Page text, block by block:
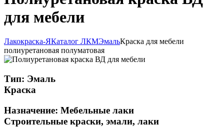
для мебели
Лакокраска-ЯКаталог ЛКМЭмальКраска для мебели
полиуретановая полуматовая
Тип: Эмаль
Краска
Назначение: Мебельные лаки
Строительные краски, эмали, лаки